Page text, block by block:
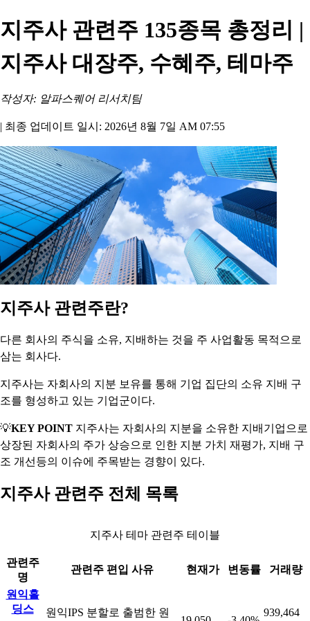
지주사 관련주 135종목 총정리 |
지주사 대장주, 수혜주, 테마주
작성자: 알파스퀘어 리서치팀
| 최종 업데이트 일시: 2026년 8월 7일 AM 07:55
지주사 관련주란?
다른 회사의 주식을 소유, 지배하는 것을 주 사업활동 목적으로
삼는 회사다.
지주사는 자회사의 지분 보유를 통해 기업 집단의 소유 지배 구
조를 형성하고 있는 기업군이다.
💡KEY POINT 지주사는 자회사의 지분을 소유한 지배기업으로
상장된 자회사의 주가 상승으로 인한 지분 가치 재평가, 지배 구
조 개선등의 이슈에 주목받는 경향이 있다.
지주사 관련주 전체 목록
지주사 테마 관련주 테이블
관련주
명
관련주 편입 사유 현재가 변동률 거래량
원익홀
딩스
원익IPS 분할로 출범한 원
939,464